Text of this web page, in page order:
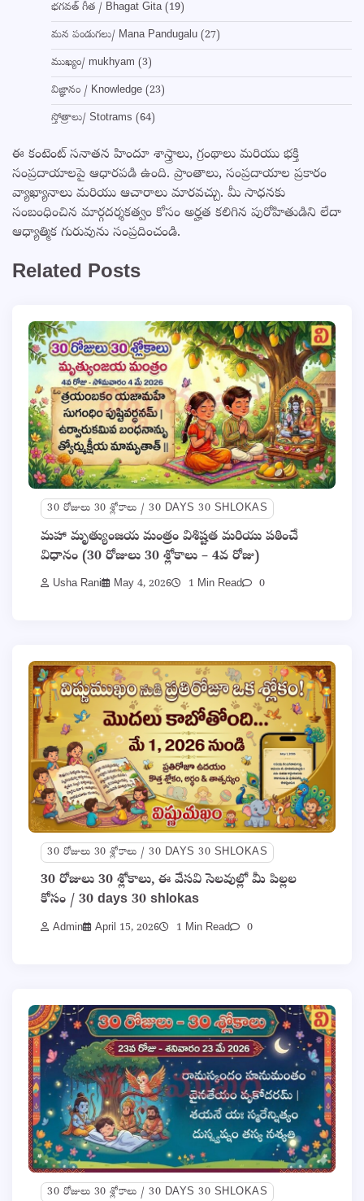
భగవత్ గీత / Bhagat Gita(19)
మన పండుగలు/ Mana Pandugalu (27)
ముఖ్యం/ mukhyam (3)
విజ్ఞానం / Knowledge (23)
స్తోత్రాలు/ Stotrams (64)
ఈ కంటెంట్ సనాతన హిందూ శాస్త్రాలు, గ్రంథాలు మరియు భక్తి
సంప్రదాయాలపై ఆధారపడి ఉంది. ప్రాంతాలు, సంప్రదాయాల ప్రకారం
వ్యాఖ్యానాలు మరియు ఆచారాలు మారవచ్చు. మీ సాధనకు
సంబంధించిన మార్గదర్శకత్వం కోసం అర్హత కలిగిన పురోహితుడిని లేదా
ఆధ్యాత్మిక గురువును సంప్రదించండి.
Related Posts
30 రోజులు 30 శ్లోకాలు / 30 DAYS 30 SHLOKAS
మహా మృత్యుంజయ మంత్రం విశిష్టత మరియు పఠించే
విధానం (30 రోజులు 30 శ్లోకాలు – 4వ రోజు)
Usha Rani May 4, 2026 1 Min Read 0
30 రోజులు 30 శ్లోకాలు / 30 DAYS 30 SHLOKAS
30 రోజులు 30 శ్లోకాలు, ఈ వేసవి సెలవుల్లో మీ పిల్లల
కోసం / 30 days 30 shlokas
Admin April 15, 2026 1 Min Read 0
30 రోజులు 30 శ్లోకాలు / 30 DAYS 30 SHLOKAS